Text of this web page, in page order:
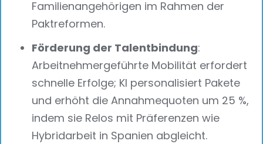
Familienangehörigen im Rahmen der
Paktreformen.
Förderung der Talentbindung:
Arbeitnehmergeführte Mobilität erfordert
schnelle Erfolge; KI personalisiert Pakete
und erhöht die Annahmequoten um 25 %,
indem sie Relos mit Präferenzen wie
Hybridarbeit in Spanien abgleicht.